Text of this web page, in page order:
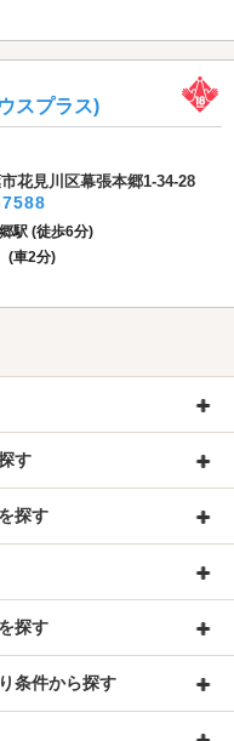
スプラス)
花見川区幕張本郷1-34-28
駅 (徒歩6分)
(車2分)
す
探す
探す
条件から探す